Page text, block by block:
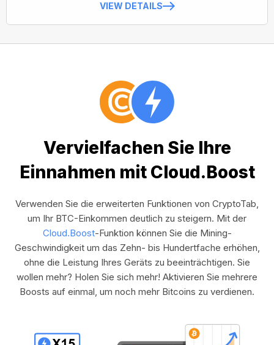
VIEW DETAILS
Vervielfachen Sie Ihre
Einnahmen mit Cloud.Boost
Verwenden Sie die erweiterten Funktionen von CryptoTab,
um Ihr BTC-Einkommen deutlich zu steigern. Mit der
Cloud.Boost-Funktion können Sie die Mining-
Geschwindigkeit um das Zehn- bis Hundertfache erhöhen,
ohne die Leistung Ihres Geräts zu beeinträchtigen. Sie
wollen mehr? Holen Sie sich mehr! Aktivieren Sie mehrere
Boosts auf einmal, um noch mehr Bitcoins zu verdienen.